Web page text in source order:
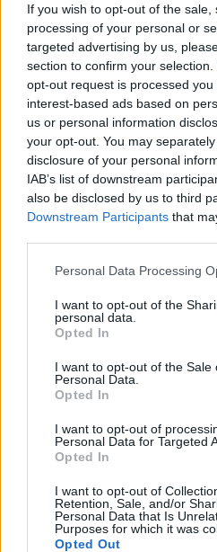
If you wish to opt-out of the
processing of your personal or
targeted advertising by us,
section to confirm your
opt-out request is processed
interest-based ads based on
us or personal information
your opt-out. You may
disclosure of your personal
IAB’s list of downstream
also be disclosed by us to third
Downstream Participants that
Personal Data Processing
I want to opt-out of the
personal data.
Opted In
I want to opt-out of the Sale
Personal Data.
Opted In
I want to opt-out of
Personal Data for Targeted
Opted In
I want to opt-out of
Retention, Sale, and/or
Personal Data that Is
Purposes for which it was
Opted Out
Condividi questo articolo:
E-mail LinkedIn
Mastodon Telegram
Stampa Altro
Vuoi ricevere gli aggiornamenti
Acconsento al trattamento dei